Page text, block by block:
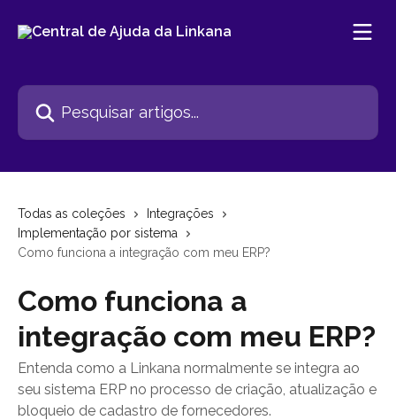
Pesquisar artigos...
Todas as coleções
Integrações
Implementação por sistema
Como funciona a integração com meu ERP?
Como funciona a
integração com meu ERP?
Entenda como a Linkana normalmente se integra ao
seu sistema ERP no processo de criação, atualização e
bloqueio de cadastro de fornecedores.